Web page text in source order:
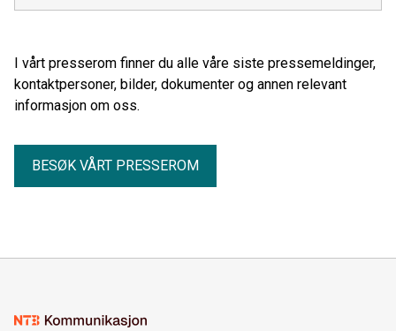
I vårt presserom finner du alle våre siste pressemeldinger,
kontaktpersoner, bilder, dokumenter og annen relevant
informasjon om oss.
BESØK VÅRT PRESSEROM